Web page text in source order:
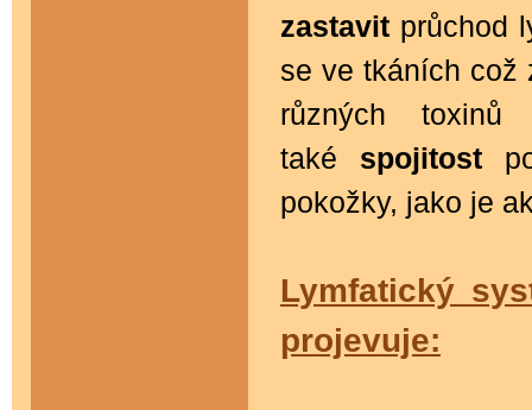
zastavit průchod
se ve tkáních což
různých
také spojitost
pokožky, jako je
Lymfatický
projevuje: